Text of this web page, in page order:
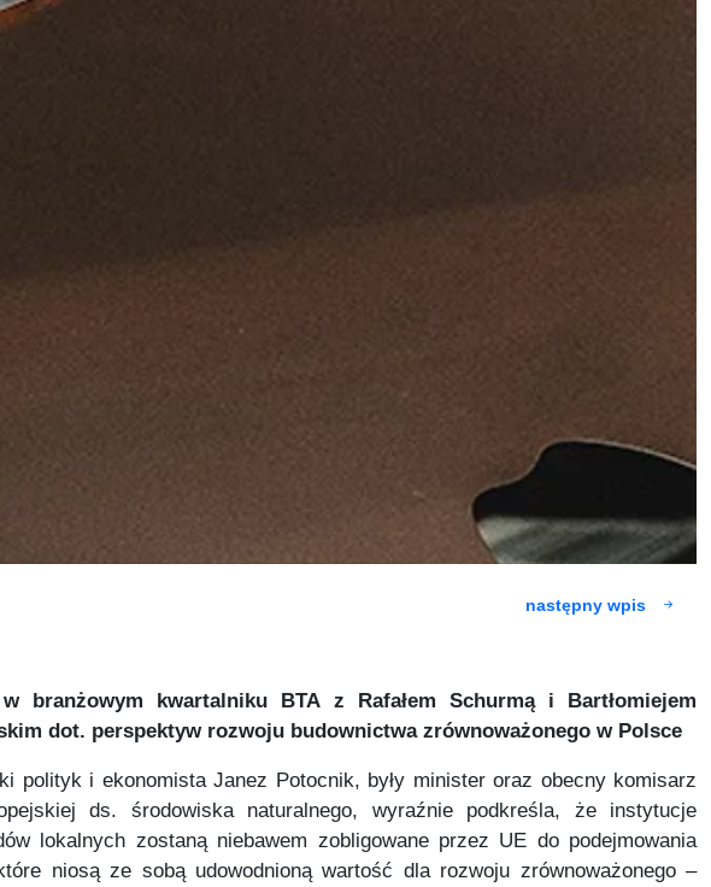
następny wpis
branżowym kwartalniku BTA z Rafałem Schurmą i Bartłomiejem
dot. perspektyw rozwoju budownictwa zrównoważonego w Polsce
polityk i ekonomista Janez Potocnik, były minister oraz obecny komisarz
ds. środowiska naturalnego, wyraźnie podkreśla, że instytucje
lokalnych zostaną niebawem zobligowane przez UE do podejmowania
niosą ze sobą udowodnioną wartość dla rozwoju zrównoważonego –